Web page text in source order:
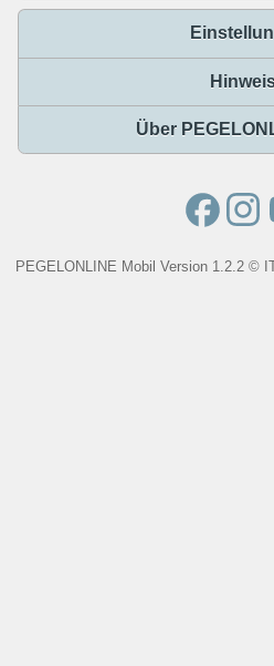
Über
PEGELONLINE Mobil Version 1.2.2 ©